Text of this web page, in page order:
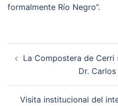
formalmente Río Negro”.
navigation
La Compostera de Cerri
Dr. Carlos
Visita institucional del